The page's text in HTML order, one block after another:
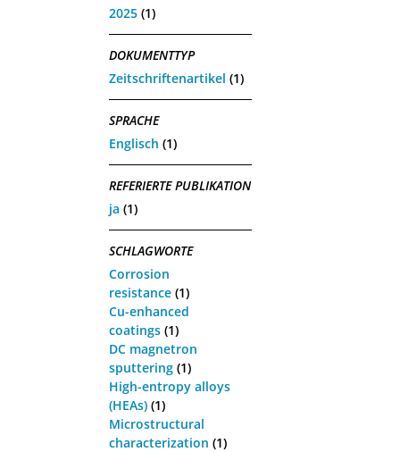
2025 (1)
DOKUMENTTYP
Zeitschriftenartikel (1)
SPRACHE
Englisch (1)
REFERIERTE PUBLIKATION
ja (1)
SCHLAGWORTE
Corrosion
resistance (1)
Cu-enhanced
coatings (1)
DC magnetron
sputtering (1)
High-entropy alloys
(HEAs) (1)
Microstructural
characterization (1)